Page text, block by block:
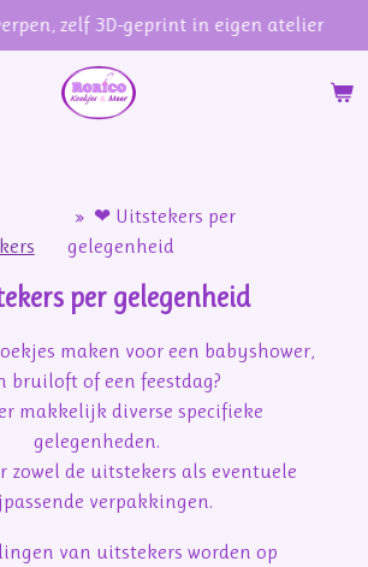
zelf 3D-geprint in eigen atelier
» ❤ Uitstekers per
gelegenheid
per gelegenheid
maken voor een babyshower,
bruiloft of een feestdag?
makkelijk diverse specifieke
gelegenheden.
zowel de uitstekers als eventuele
verpakkingen.
van uitstekers worden op